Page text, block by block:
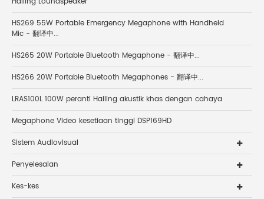
HS269 55W Portable Emergency Megaphone with Handheld
Mic - 翻译中...
HS265 20W Portable Bluetooth Megaphone - 翻译中...
HS266 20W Portable Bluetooth Megaphones - 翻译中...
LRAS100L 100W peranti Hailing akustik khas dengan cahaya
Megaphone Video kesetiaan tinggi DSP169HD
Sistem Audiovisual
Penyelesaian
Kes-kes